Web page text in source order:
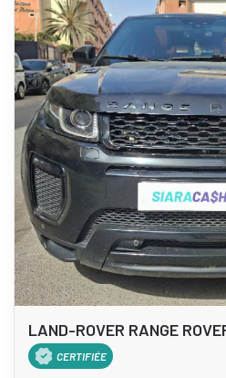
LAND-ROVER RANGE
CERTIFIÉE